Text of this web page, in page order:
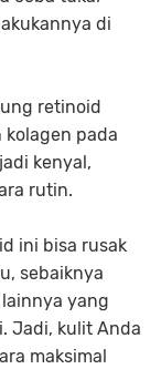
di
retinoid
pada
kenyal,
rutin.
ini bisa rusak
sebaiknya
yang
Jadi, kulit Anda
maksimal